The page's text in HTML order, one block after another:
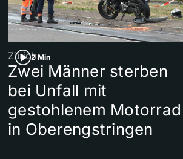
2 Min
Zürich
Zwei Männer sterben
bei Unfall mit
gestohlenem Motorrad
in Oberengstringen